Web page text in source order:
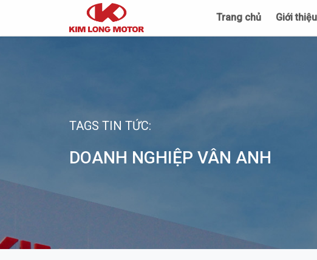
Trang chủ Giới thiệu
TAGS TIN TỨC:
DOANH NGHIỆP VÂN ANH